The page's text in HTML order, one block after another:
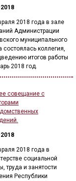
2018 года в зале
Администрации
муниципального
состоялась коллегия,
итогов работы
2018 год.
совещание с
2018 года в
социальной
труда и занятости
Республики